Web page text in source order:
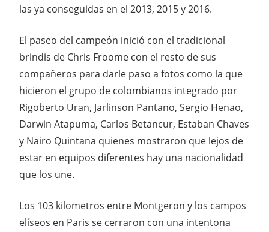
las ya conseguidas en el 2013, 2015 y 2016.
El paseo del campeón inició con el tradicional
brindis de Chris Froome con el resto de sus
compañeros para darle paso a fotos como la que
hicieron el grupo de colombianos integrado por
Rigoberto Uran, Jarlinson Pantano, Sergio Henao,
Darwin Atapuma, Carlos Betancur, Estaban Chaves
y Nairo Quintana quienes mostraron que lejos de
estar en equipos diferentes hay una nacionalidad
que los une.
Los 103 kilometros entre Montgeron y los campos
elíseos en Paris se cerraron con una intentona